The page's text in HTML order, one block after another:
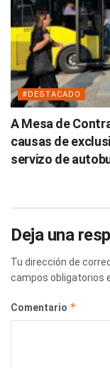
#DESTACADO
A Mesa de
causas de
servizo de
Deja una
Tu dirección de
campos obligatorios
Comentario *